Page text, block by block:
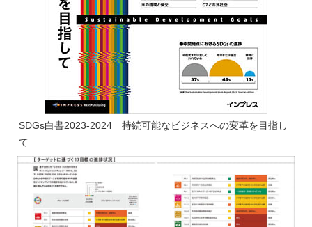
SDGs白書2023-2024 持続可能なビジネスへの変革を目指し
て